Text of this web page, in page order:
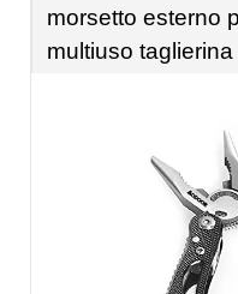
morsetto esterno
multiuso